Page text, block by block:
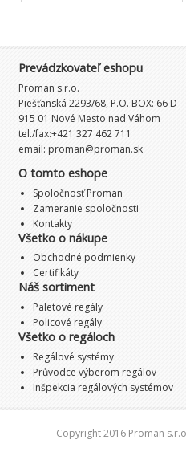
Prevádzkovateľ eshopu
Proman s.r.o.
Piešťanská 2293/68, P.O. BOX: 66 D
915 01 Nové Mesto nad Váhom
tel./fax:+421 327 462 711
email:proman@proman.sk
O tomto eshope
Spoločnosť Proman
Zameranie spoločnosti
Kontakty
Všetko o nákupe
Obchodné podmienky
Certifikáty
Náš sortiment
Paletové regály
Policové regály
Všetko o regáloch
Regálové systémy
Průvodce výberom regálov
Inšpekcia regálových systémov
Copyright 2016 Proman